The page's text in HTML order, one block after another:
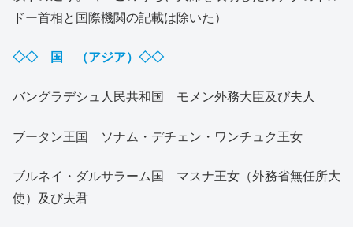
ドー首相と国際機関の記載は除いた）
◇◇ 国 （アジア）◇◇
バングラデシュ人民共和国 モメン外務大臣及び夫人
ブータン王国 ソナム・デチェン・ワンチュク王女
ブルネイ・ダルサラーム国 マスナ王女（外務省無任所大
使）及び夫君